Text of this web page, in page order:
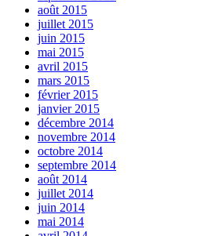
août 2015
juillet 2015
juin 2015
mai 2015
avril 2015
mars 2015
février 2015
janvier 2015
décembre 2014
novembre 2014
octobre 2014
septembre 2014
août 2014
juillet 2014
juin 2014
mai 2014